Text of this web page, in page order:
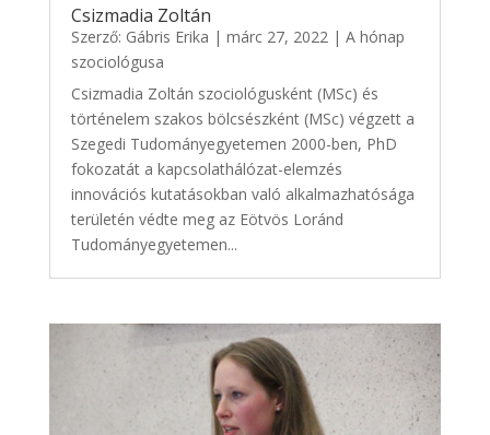
Csizmadia Zoltán
Szerző: Gábris Erika | márc 27, 2022| A hónap
szociológusa
Csizmadia Zoltán szociológusként (MSc) és
történelem szakos bölcsészként (MSc) végzett a
Szegedi Tudományegyetemen 2000-ben, PhD
fokozatát a kapcsolathálózat-elemzés
innovációs kutatásokban való alkalmazhatósága
területén védte meg az Eötvös Loránd
Tudományegyetemen...